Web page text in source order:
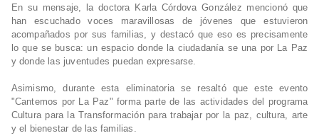
En su mensaje, la doctora Karla Córdova González mencionó que
han escuchado voces maravillosas de jóvenes que estuvieron
acompañados por sus familias, y destacó que eso es precisamente
lo que se busca: un espacio donde la ciudadanía se una por La Paz
y donde las juventudes puedan expresarse.
Asimismo, durante esta eliminatoria se resaltó que este evento
"Cantemos por La Paz" forma parte de las actividades del programa
Cultura para la Transformación para trabajar por la paz, cultura, arte
y el bienestar de las familias.